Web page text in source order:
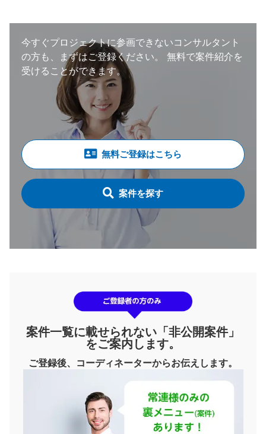
働20～30％想定
今すぐプロジェクトに参画できないコンサルタント
の方も、まずはご登録ください。
無料で案件紹介を
受けることができます。
無料ご登録はこちら
案件を探す
案件一覧に載せられない「非公開案件」
をご案内します。
ご登録後、コーディネーターからお伝えします。